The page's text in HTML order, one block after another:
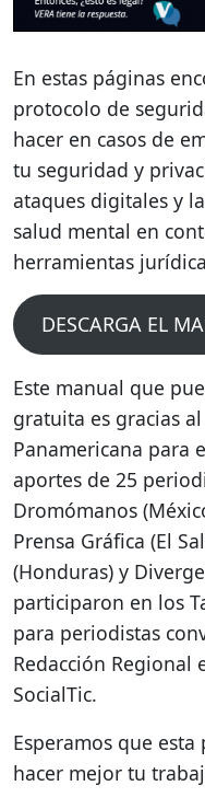
En estas páginas
protocolo de
hacer en casos de
tu seguridad y
ataques digitales y
salud mental en
herramientas
DESCARGA EL
Este manual que
gratuita es gracias
Panamericana para
aportes de 25
Dromómanos
Prensa Gráfica (El
(Honduras) y
participaron en los
para periodistas
Redacción Regional
SocialTic.
Esperamos que
hacer mejor tu